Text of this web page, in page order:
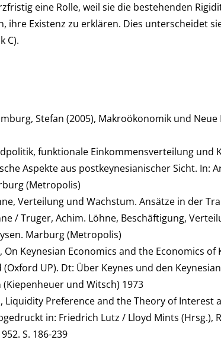
eine Rolle, weil sie die bestehenden
ihre Existenz zu erklären. Dies unterscheidet
C).
Stefan (2005), Makroökonomik und
funktionale Einkommensverteilung und
Aspekte aus postkeynesianischer Sicht. In:
(Metropolis)
Verteilung und Wachstum. Ansätze in der
/ Truger, Achim. Löhne, Beschäftigung,
Marburg (Metropolis)
On Keynesian Economics and the Economics of
UP). Dt: Über Keynes und den
und Witsch) 1973
Liquidity Preference and the Theory of Interest
in: Friedrich Lutz / Lloyd Mints (Hrsg.),
S. 186-239